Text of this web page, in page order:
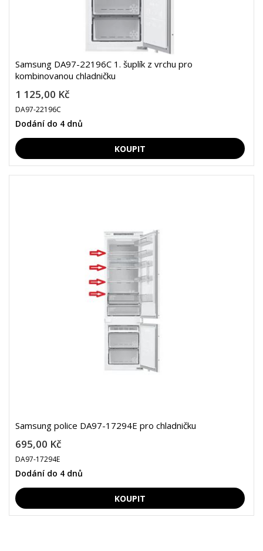
Samsung DA97-22196C 1. šuplík z vrchu pro
kombinovanou chladničku
1 125,00 Kč
DA97-22196C
Dodání do 4 dnů
Samsung police DA97-17294E pro chladničku
695,00 Kč
DA97-17294E
Dodání do 4 dnů